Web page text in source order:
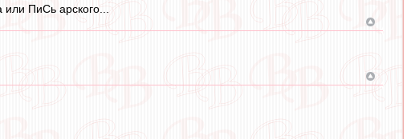
ПиСь арского...